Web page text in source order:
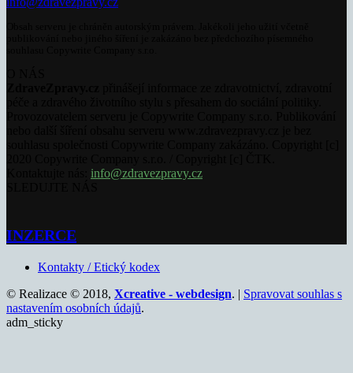
info@zdravezpravy.cz
INZERCE
Kontakty / Etický kodex
© Realizace © 2018, Xcreative - webdesign. | Spravovat souhlas s
nastavením osobních údajů.
adm_sticky